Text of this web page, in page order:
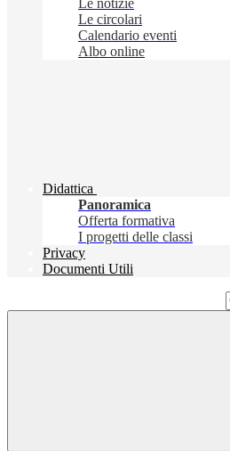
Le notizie
Le circolari
Calendario eventi
Albo online
Didattica
Panoramica
Offerta formativa
I progetti delle classi
Privacy
Documenti Utili